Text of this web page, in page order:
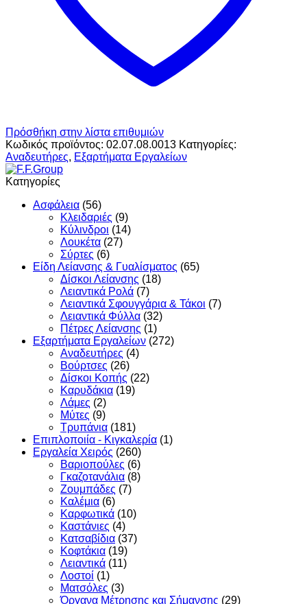
Πρόσθήκη στην λίστα επιθυμιών
Κωδικός προϊόντος: 02.07.08.0013 Κατηγορίες:
Αναδευτήρες, Εξαρτήματα Εργαλείων
Κατηγορίες
Ασφάλεια (56)
Κλειδαριές (9)
Κύλινδροι (14)
Λουκέτα (27)
Σύρτες (6)
Είδη Λείανσης & Γυαλίσματος (65)
Δίσκοι Λείανσης (18)
Λειαντικά Ρολά (7)
Λειαντικά Σφουγγάρια & Τάκοι (7)
Λειαντικά Φύλλα (32)
Πέτρες Λείανσης (1)
Εξαρτήματα Εργαλείων (272)
Αναδευτήρες (4)
Βούρτσες (26)
Δίσκοι Κοπής (22)
Καρυδάκια (19)
Λάμες (2)
Μύτες (9)
Τρυπάνια (181)
Επιπλοποιία - Κιγκαλερία (1)
Εργαλεία Χειρός (260)
Βαριοπούλες (6)
Γκαζοτανάλια (8)
Ζουμπάδες (7)
Καλέμια (6)
Καρφωτικά (10)
Καστάνιες (4)
Κατσαβίδια (37)
Κοφτάκια (19)
Λειαντικά (11)
Λοστοί (1)
Ματσόλες (3)
Όργανα Μέτρησης και Σήμανσης (29)